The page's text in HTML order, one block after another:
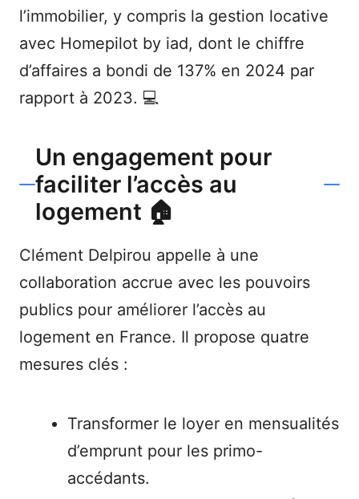
l’immobilier, y compris la gestion locative
avec Homepilot by iad, dont le chiffre
d’affaires a bondi de 137% en 2024 par
rapport à 2023. 💻
Un engagement pour
faciliter l’accès au
logement 🏠
Clément Delpirou appelle à une
collaboration accrue avec les pouvoirs
publics pour améliorer l’accès au
logement en France. Il propose quatre
mesures clés :
Transformer le loyer en mensualités
d’emprunt pour les primo-
accédants.